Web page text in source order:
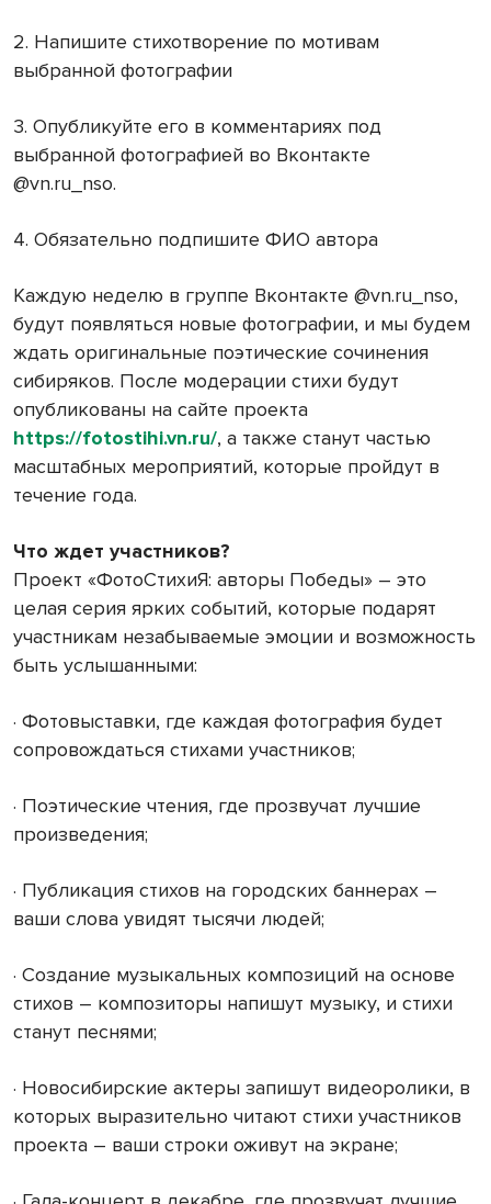
2. Напишите стихотворение по мотивам
выбранной фотографии
3. Опубликуйте его в комментариях под
выбранной фотографией во Вконтакте
@vn.ru_nso.
4. Обязательно подпишите ФИО автора
Каждую неделю в группе Вконтакте @vn.ru_nso,
будут появляться новые фотографии, и мы будем
ждать оригинальные поэтические сочинения
сибиряков. После модерации стихи будут
опубликованы на сайте проекта
https://fotostihi.vn.ru/, а также станут частью
масштабных мероприятий, которые пройдут в
течение года.
Что ждет участников?
Проект «ФотоСтихиЯ: авторы Победы» – это
целая серия ярких событий, которые подарят
участникам незабываемые эмоции и возможность
быть услышанными:
· Фотовыставки, где каждая фотография будет
сопровождаться стихами участников;
· Поэтические чтения, где прозвучат лучшие
произведения;
· Публикация стихов на городских баннерах –
ваши слова увидят тысячи людей;
· Создание музыкальных композиций на основе
стихов – композиторы напишут музыку, и стихи
станут песнями;
· Новосибирские актеры запишут видеоролики, в
которых выразительно читают стихи участников
проекта – ваши строки оживут на экране;